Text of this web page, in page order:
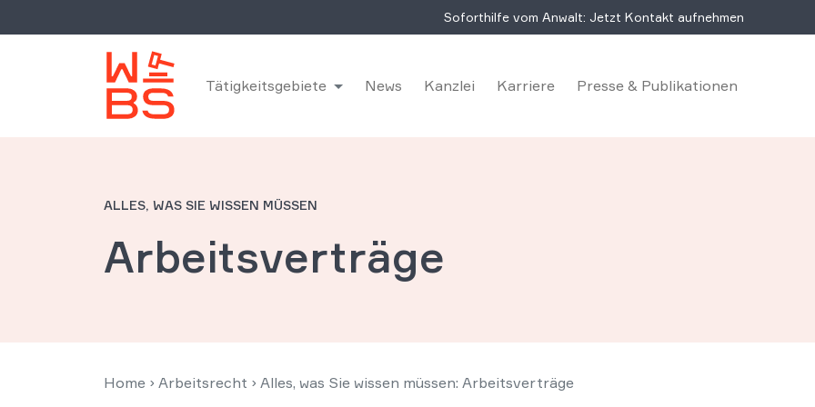
Soforthilfe vom Anwalt: Jetzt Kontakt aufnehmen
Tätigkeitsgebiete News Kanzlei Karriere Presse & Publikationen
ALLES, WAS SIE WISSEN MÜSSEN
Arbeitsverträge
Home › Arbeitsrecht › Alles, was Sie wissen müssen: Arbeitsverträge